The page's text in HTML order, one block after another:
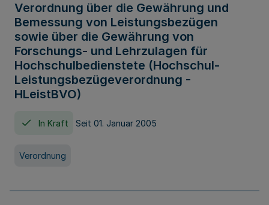
Verordnung über die Gewährung und
Bemessung von Leistungsbezügen
sowie über die Gewährung von
Forschungs- und Lehrzulagen für
Hochschulbedienstete (Hochschul-
Leistungsbezügeverordnung -
HLeistBVO)
In Kraft Seit 01. Januar 2005
Verordnung